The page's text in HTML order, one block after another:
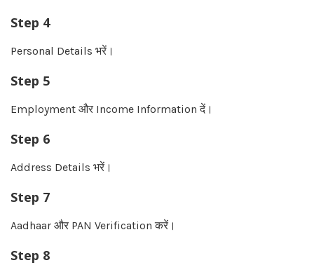
Step 4
Personal Details भरें।
Step 5
Employment और Income Information दें।
Step 6
Address Details भरें।
Step 7
Aadhaar और PAN Verification करें।
Step 8